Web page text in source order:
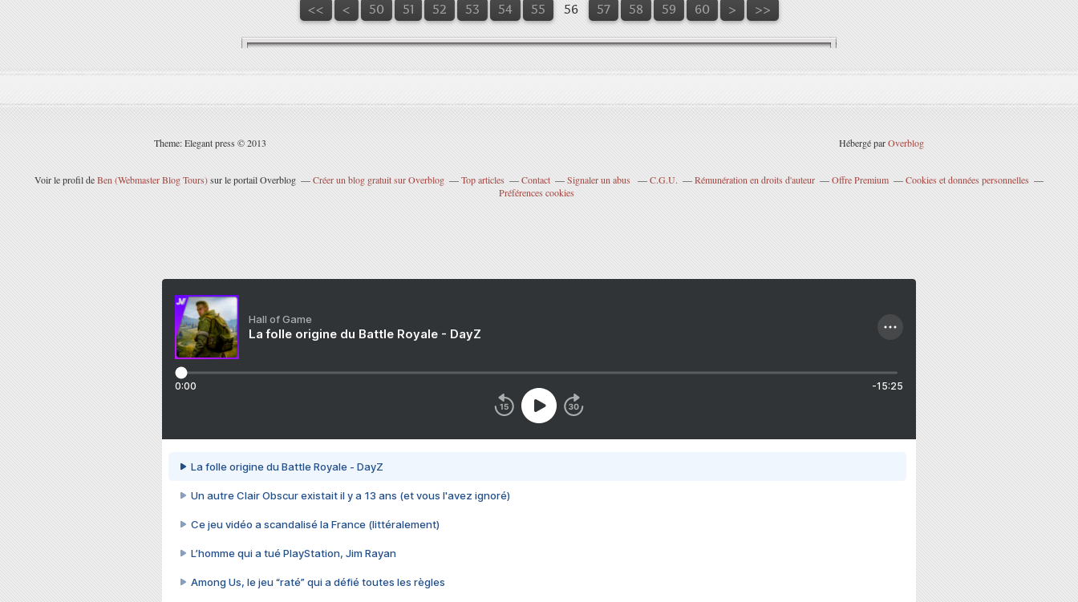
<< < 10
20
30
40
50 51 52 53 54 55 56 57 58 59 60 70
> >>
Theme: Elegant press © 2013 Hébergé parOverblog
Voir le profil deBen (Webmaster Blog Tours)sur le portail Overblog Créer un blog gratuit sur Overblog Top articles Contact Signaler un abus C.G.U. Rémunération en droits d'auteur Offre Premium
Cookies et données personnelles
Préférences cookies
Hall of Game
La folle origine du Battle Royale - DayZ
0:00 -15:25
La folle origine du Battle Royale - DayZ
Un autre Clair Obscur existait il y a 13 ans (et vous l'avez ignoré)
Ce jeu vidéo a scandalisé la France (littéralement)
L’homme qui a tué PlayStation, Jim Rayan
Among Us, le jeu “raté” qui a défié toutes les règles